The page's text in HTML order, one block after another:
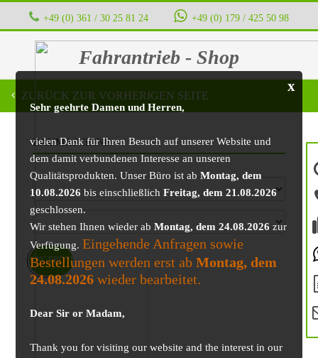
+49 (0) 361 / 30 25 81 24 ‭ ‭ ‭ ‭ +49 (0) 179 / 425 50 98
Fahrantrieb - Shop
x
Sehr geehrte Damen und Herren,
vielen Dank für Ihren Besuch auf unserer Website und
dem damit verbundenen Interesse an unseren
Qualitätsprodukten. Unser Büro ist abMontag, dem
10.08.2026 bis einschließlichFreitag, dem 21.08.2026
geschlossen.
Wir stehen Ihnen wieder abMontag, dem 24.08.2026 zur
Verfügung. Eingehende Anfragen sowie
Bestellungen werden erst abMontag, dem
24.08.2026 wieder bearbeitet.
Dear Sir or Madam,
Thank you for visiting our website and the interest in our
ZURÜCK ZUR VORHERIGEN SEITE
BAUMASCHINE
ANGEBOT!